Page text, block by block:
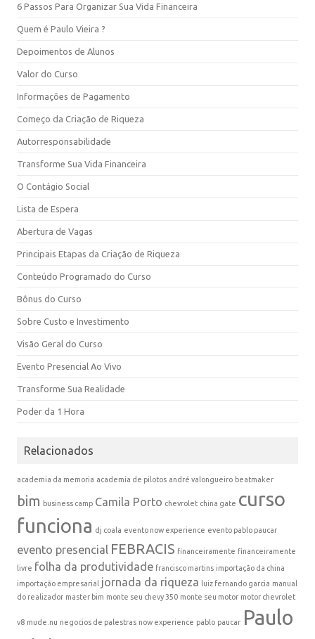
6 Passos Para Organizar Sua Vida Financeira
Quem é Paulo Vieira ?
Depoimentos de Alunos
Valor do Curso
Informações de Pagamento
Começo da Criação de Riqueza
Autorresponsabilidade
Transforme Sua Vida Financeira
O Contágio Social
Lista de Espera
Abertura de Vagas
Principais Etapas da Criação de Riqueza
Conteúdo Programado do Curso
Bônus do Curso
Sobre Custo e Investimento
Visão Geral do Curso
Evento Presencial Ao Vivo
Transforme Sua Realidade
Poder da 1 Hora
Relacionados
academia da memoria academia de pilotos andré valongueiro beatmaker
bim business camp Camila Porto chevrolet china gate curso
funciona dj coala evento now experience evento pablo paucar
evento presencial FEBRACIS financeiramente financeiramente
livre folha da produtividade francisco martins importação da china
importação empresarial jornada da riqueza luiz fernando garcia manual
do realizador master bim monte seu chevy 350 monte seu motor motor chevrolet
v8 mude.nu negocios de palestras now experience pablo paucar Paulo